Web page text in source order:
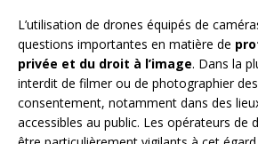
L’utilisation de drones équipés de
questions importantes en matière de
privée et du droit à l’image. Dans la
interdit de filmer ou de photographier
consentement, notamment dans des
accessibles au public. Les opérateurs de